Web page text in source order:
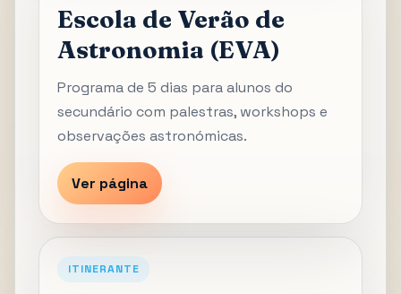
Escola de Verão de
Astronomia (EVA)
Programa de 5 dias para alunos do
secundário com palestras, workshops e
observações astronómicas.
Ver página
ITINERANTE